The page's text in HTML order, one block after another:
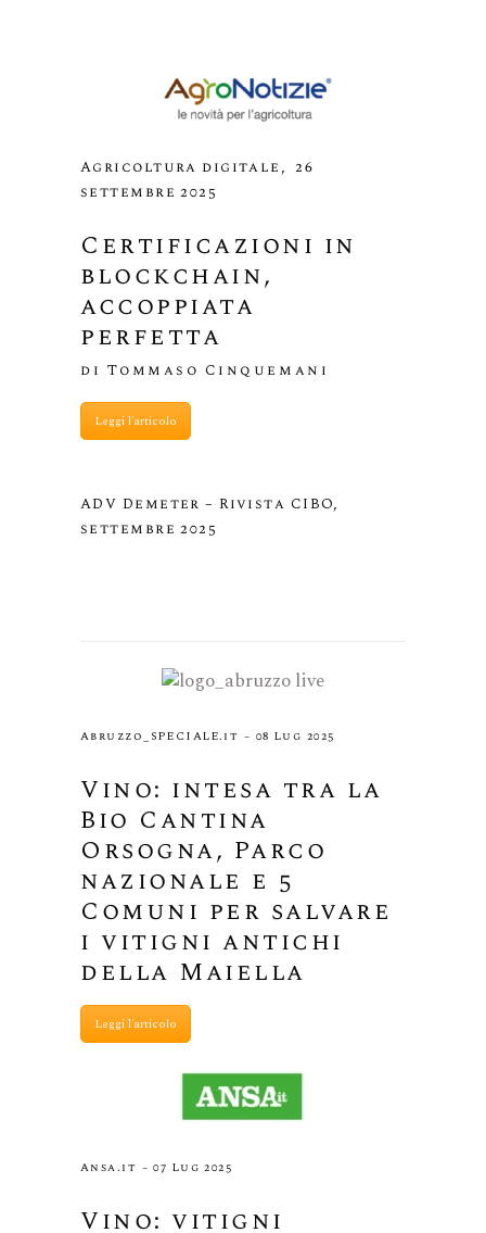
Agricoltura digitale, 26
settembre 2025
Certificazioni in
blockchain,
accoppiata
perfetta
di Tommaso Cinquemani
Leggi l'articolo
ADV Demeter – Rivista CIBO,
settembre 2025
Abruzzo_SPECIALE.it – 08 Lug 2025
Vino: intesa tra la
Bio Cantina
Orsogna, Parco
nazionale e 5
Comuni per salvare
i vitigni antichi
della Maiella
Leggi l'articolo
Ansa.it – 07 Lug 2025
Vino: vitigni